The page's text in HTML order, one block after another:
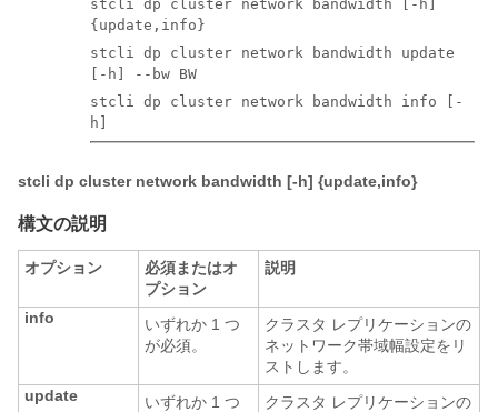
stcli dp cluster network bandwidth [-h]
{update,info}
stcli dp cluster network bandwidth update
[-h] --bw BW
stcli dp cluster network bandwidth info [-
h]
stcli dp cluster network bandwidth [-h] {update,info}
構文の説明
オプション
必須またはオ
プション
説明
info
いずれか 1 つ
が必須。
クラスタ レプリケーションの
ネットワーク帯域幅設定をリ
ストします。
update
いずれか 1 つ
クラスタ レプリケーションの